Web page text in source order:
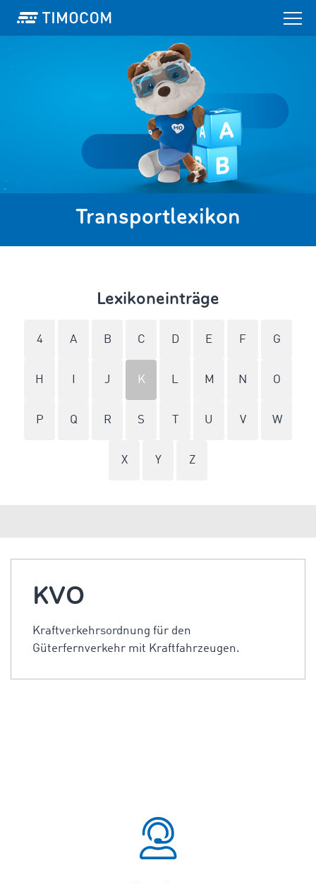
Transportlexikon
Lexikoneinträge
4 A B C D E F G
H J K L M N O
P Q R S U V W
X Y Z
KVO
Kraftverkehrsordnung für den
Güterfernverkehr mit Kraftfahrzeugen.